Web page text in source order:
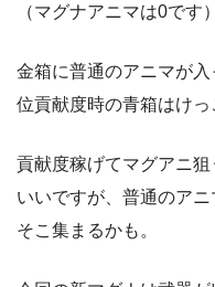
（マグナアニマは0です）
金箱に普通のアニマが
位貢献度時の青箱はけっ
貢献度稼げてマグアニ
いいですが、普通のア
そこ集まるかも。